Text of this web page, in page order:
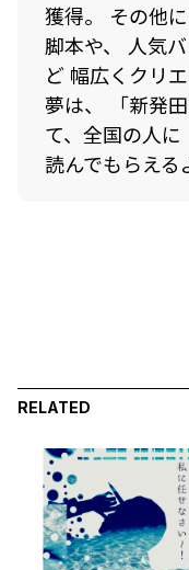
獲得。 その他
脚本や、 人気
ど 幅広くクリ
夢は、 「新発
て、全国の人に
読んでもらえる
RELATED